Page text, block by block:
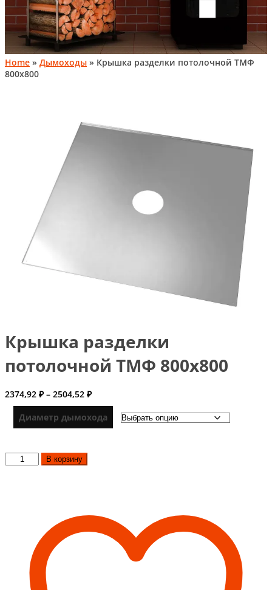
Home » Дымоходы » Крышка разделки потолочной ТМФ
800х800
Крышка разделки
потолочной ТМФ 800х800
2374,92 ₽ – 2504,52 ₽Диапазон
цен:
2374,92 ₽
–
Диаметр дымохода
КоличествоВ корзину